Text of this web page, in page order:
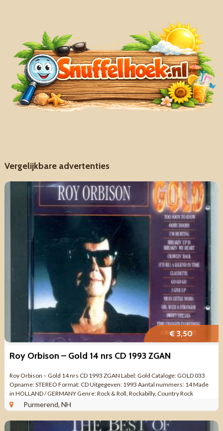
Vergelijkbare advertenties
€ 3,50
Roy Orbison – Gold 14 nrs CD 1993 ZGAN
Roy Orbison – Gold 14 nrs CD 1993 ZGAN Label: Gold Cataloge: GOLD 033
Opname: STEREO Format: CD Uitgegeven: 1993 Aantal nummers: 14 Made
in HOLLAND / GERMANY Genre: Rock & Roll, Rockabilly, Country Rock
Kwaliteit: ZO ...
Purmerend, NH